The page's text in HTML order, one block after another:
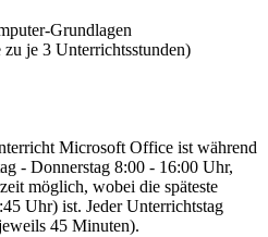
Grundlagen
je 3 Unterrichtsstunden)
Microsoft Office ist während
- Donnerstag 8:00 - 16:00 Uhr,
möglich, wobei die späteste
Uhr) ist. Jeder Unterrichtstag
45 Minuten).